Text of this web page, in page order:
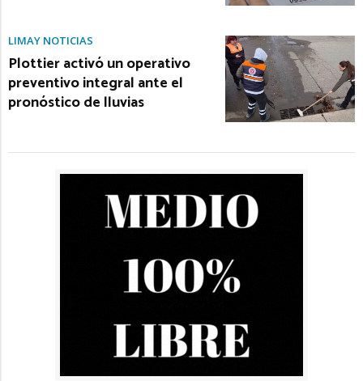
LIMAY NOTICIAS
Plottier activó un operativo
preventivo integral ante el
pronóstico de lluvias